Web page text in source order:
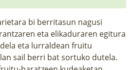
bi berritasun nagusi
eta elikaduraren egitura
eta lurraldean fruitu
sail berri bat sortuko dutela.